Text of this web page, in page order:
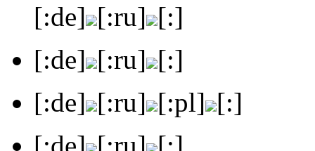
[:de] [:ru] [:]
[:de] [:ru] [:]
[:de] [:ru] [:pl] [:]
[:de] [:ru] [:]